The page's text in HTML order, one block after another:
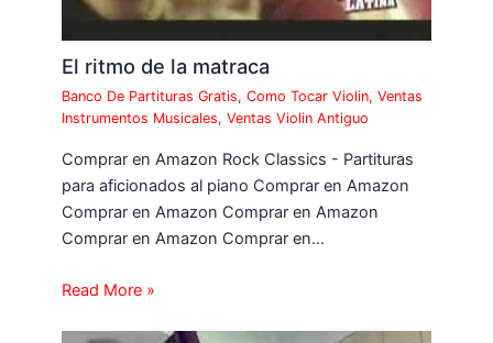
El ritmo de la matraca
Banco De Partituras Gratis,Como Tocar Violin,Ventas
Instrumentos Musicales,Ventas Violin Antiguo
Comprar en Amazon Rock Classics - Partituras
para aficionados al piano Comprar en Amazon
Comprar en Amazon Comprar en Amazon
Comprar en Amazon Comprar en…
Read More »